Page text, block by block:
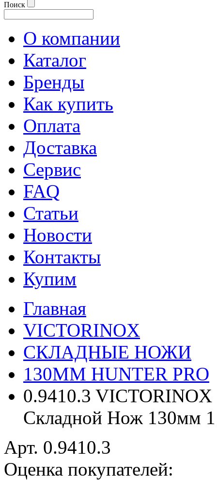
Поиск
О компании
Каталог
Бренды
Как купить
Оплата
Доставка
Сервис
FAQ
Статьи
Новости
Контакты
Купим
Главная
VICTORINOX
СКЛАДНЫЕ НОЖИ
130MM HUNTER PRO
0.9410.3
Складной Нож 130мм
Арт. 0.9410.3
Оценка покупателей: